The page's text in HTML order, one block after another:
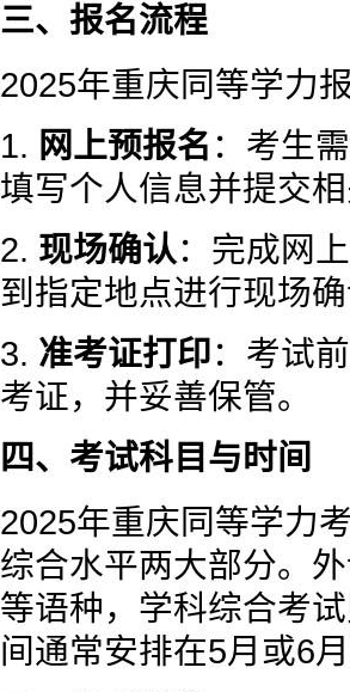
三、报名流程
2025年重庆同等学力
1. 网上预报名 ：考生
填写个人信息并提交
2. 现场确认：完成网
到指定地点进行现场
3. 准考证打印：考试
考证，并妥善保管。
四、考试科目与时间
2025年重庆同等学力
综合水平两大部分。
等语种，学科综合考
间通常安排在5月或6